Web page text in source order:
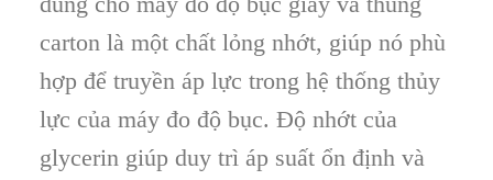
carton là một chất lỏng nhớt, giúp nó phù
hợp để truyền áp lực trong hệ thống thủy
lực của máy đo độ bục. Độ nhớt của
glycerin giúp duy trì áp suất ổn định và